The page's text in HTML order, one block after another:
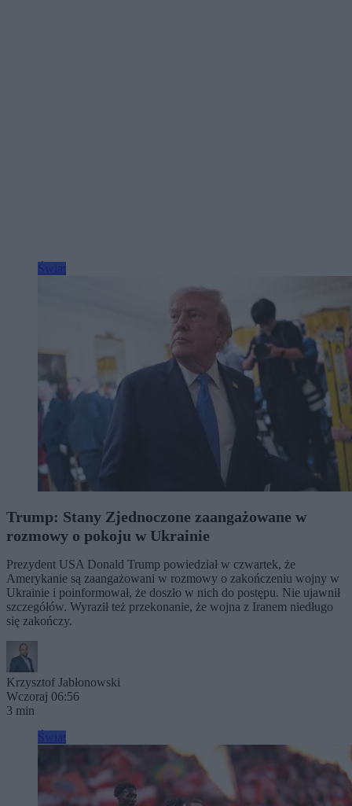
Trump: Stany Zjednoczone zaangażowane w
rozmowy o pokoju w Ukrainie
Prezydent USA Donald Trump powiedział w czwartek, że
Amerykanie są zaangażowani w rozmowy o zakończeniu wojny w
Ukrainie i poinformował, że doszło w nich do postępu. Nie ujawnił
szczegółów. Wyraził też przekonanie, że wojna z Iranem niedługo
się zakończy.
Krzysztof Jabłonowski
Wczoraj 06:56
3 min